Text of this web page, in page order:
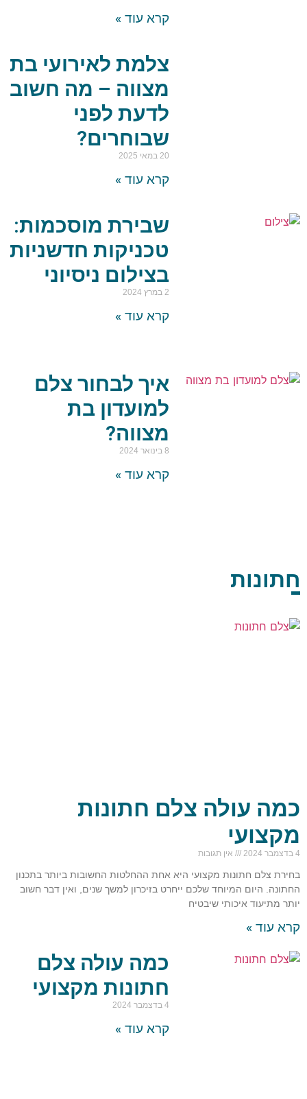
קרא עוד »
צלמת לאירועי בת
מצווה – מה חשוב
לדעת לפני
שבוחרים?
20 במאי 2025
קרא עוד »
שבירת מוסכמות:
טכניקות חדשניות
בצילום ניסיוני
2 במרץ 2024
קרא עוד »
איך לבחור צלם
למועדון בת
מצווה?
8 בינואר 2024
קרא עוד »
חתונות
כמה עולה צלם חתונות
מקצועי
4 בדצמבר 2024 אין תגובות
בחירת צלם חתונות מקצועי היא אחת ההחלטות החשובות ביותר בתכנון
החתונה. היום המיוחד שלכם ייחרט בזיכרון למשך שנים, ואין דבר חשוב
יותר מתיעוד איכותי שיבטיח
קרא עוד »
כמה עולה צלם
חתונות מקצועי
4 בדצמבר 2024
קרא עוד »